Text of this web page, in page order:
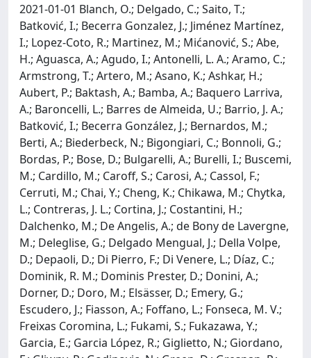
2021-01-01 Blanch, O.; Delgado, C.; Saito, T.;
Batković, I.; Becerra Gonzalez, J.; Jiménez Martínez,
I.; Lopez-Coto, R.; Martinez, M.; Mićanović, S.; Abe,
H.; Aguasca, A.; Agudo, I.; Antonelli, L. A.; Aramo, C.;
Armstrong, T.; Artero, M.; Asano, K.; Ashkar, H.;
Aubert, P.; Baktash, A.; Bamba, A.; Baquero Larriva,
A.; Baroncelli, L.; Barres de Almeida, U.; Barrio, J. A.;
Batković, I.; Becerra González, J.; Bernardos, M.;
Berti, A.; Biederbeck, N.; Bigongiari, C.; Bonnoli, G.;
Bordas, P.; Bose, D.; Bulgarelli, A.; Burelli, I.; Buscemi,
M.; Cardillo, M.; Caroff, S.; Carosi, A.; Cassol, F.;
Cerruti, M.; Chai, Y.; Cheng, K.; Chikawa, M.; Chytka,
L.; Contreras, J. L.; Cortina, J.; Costantini, H.;
Dalchenko, M.; De Angelis, A.; de Bony de Lavergne,
M.; Deleglise, G.; Delgado Mengual, J.; Della Volpe,
D.; Depaoli, D.; Di Pierro, F.; Di Venere, L.; Díaz, C.;
Dominik, R. M.; Dominis Prester, D.; Donini, A.;
Dorner, D.; Doro, M.; Elsässer, D.; Emery, G.;
Escudero, J.; Fiasson, A.; Foffano, L.; Fonseca, M. V.;
Freixas Coromina, L.; Fukami, S.; Fukazawa, Y.;
Garcia, E.; Garcia López, R.; Giglietto, N.; Giordano,